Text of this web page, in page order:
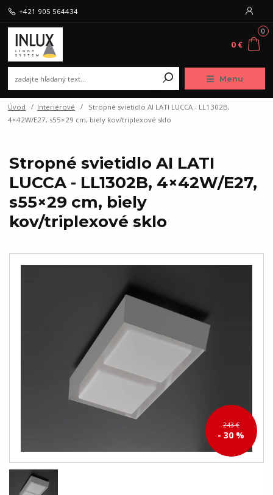
Menu
+421 905 564434
0
0 €
Úvod Interiérové
Stropné svietidlo AI LATI LUCCA - LL1302B,
4×42W/E27, s55×29 cm, biely kov/triplexové sklo
Stropné svietidlo AI LATI
LUCCA - LL1302B, 4×42W/E27,
s55×29 cm, biely
kov/triplexové sklo
243 €
- 30 %